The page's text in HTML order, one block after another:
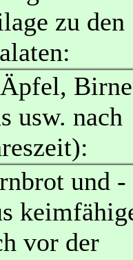
zu den
usw. nach
und -
vor der